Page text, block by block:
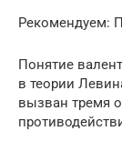
Рекомендуем:
Понятие
в теории
вызван тремя